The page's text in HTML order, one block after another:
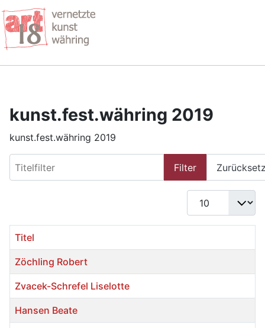
kunst.fest.währing 2019
kunst.fest.währing 2019
Filter
Anzeige #
Titel
Zöchling Robert
Zvacek-Schrefel Liselotte
Hansen Beate